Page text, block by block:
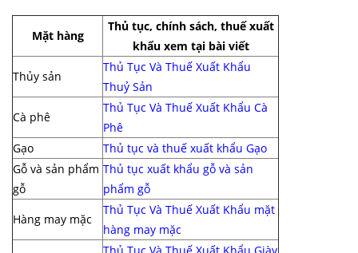
Mặt hàng
Thủ tục, chính sách, thuế xuất
khẩu xem tại bài viết
Thủy sản
Thủ Tục Và Thuế Xuất Khẩu
Thuỷ Sản
Cà phê
Thủ Tục Và Thuế Xuất Khẩu Cà
Phê
Gạo
Thủ tục và thuế xuất khẩu Gạo
Gỗ và sản phẩm
gỗ
Thủ tục xuất khẩu gỗ và sản
phẩm gỗ
Hàng may mặc
Thủ Tục Và Thuế Xuất Khẩu mặt
hàng may mặc
Thủ Tục Và Thuế Xuất Khẩu Giày